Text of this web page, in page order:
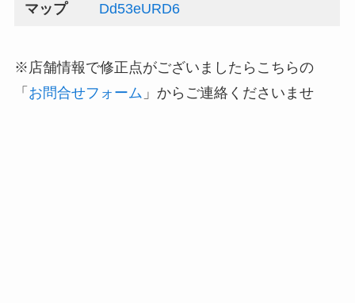
マップ
Dd53eURD6
※店舗情報で修正点がございましたらこちらの
「 お問合せフォーム 」からご連絡くださいませ